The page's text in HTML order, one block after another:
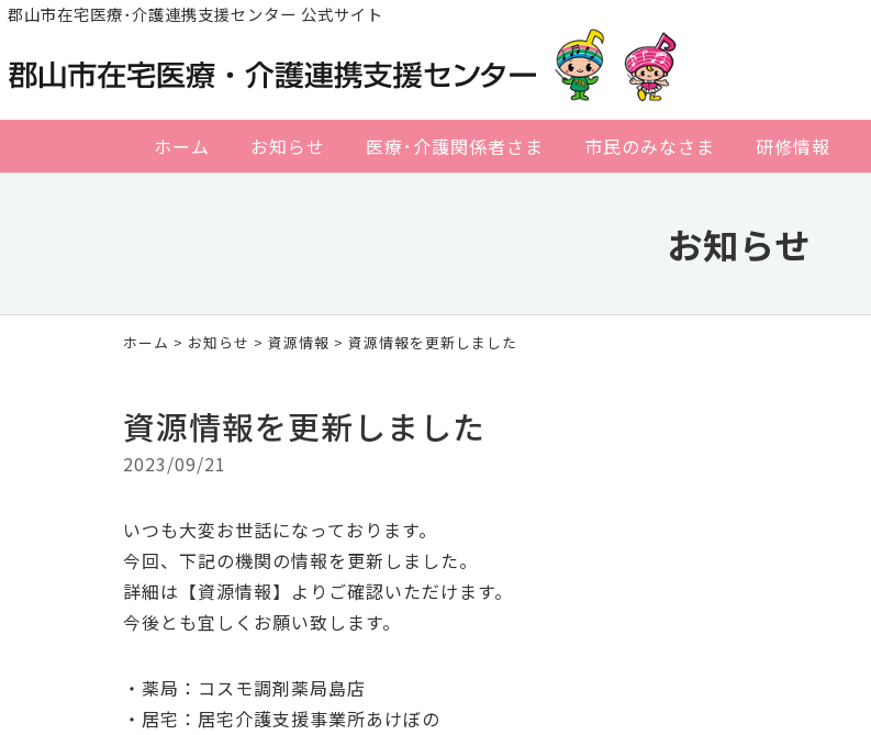
郡山市在宅医療･介護連携支援センター 公式サイト
ホーム お知らせ 医療･介護関係者さま 市民のみなさま 研修情報
お知らせ
ホーム > お知らせ > 資源情報 > 資源情報を更新しました
資源情報を更新しました
2023/09/21
いつも大変お世話になっております。
今回、下記の機関の情報を更新しました。
詳細は【資源情報】よりご確認いただけます。
今後とも宜しくお願い致します。
・薬局：コスモ調剤薬局島店
・居宅：居宅介護支援事業所あけぼの